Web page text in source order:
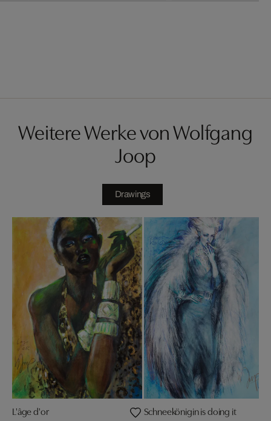
Weitere Werke von Wolfgang
Joop
Drawings
L'âge d'or Schneekönigin is doing it